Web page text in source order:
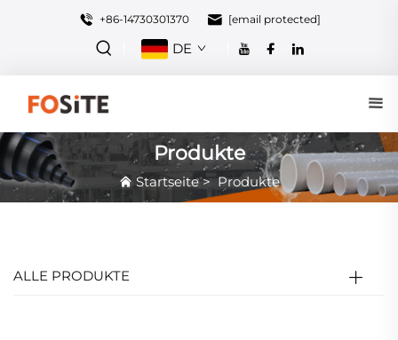
+86-14730301370 [email protected]
DE
Produkte
Startseite>Produkte
ALLE PRODUKTE